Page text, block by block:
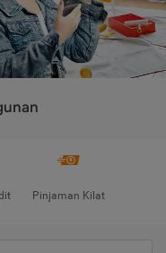
Pinjaman Kilat